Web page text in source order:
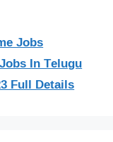
Jobs
In Telugu
Full Details